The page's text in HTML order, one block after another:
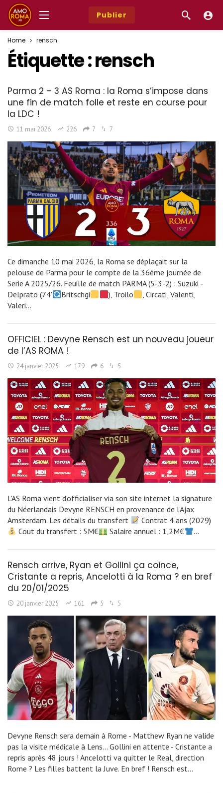
Publier
Home rensch
Étiquette :rensch
Parma 2 – 3 AS Roma : la Roma s’impose dans
une fin de match folle et reste en course pour
la LDC !
11 mai 2026 226 7 7
Ce dimanche 10 mai 2026, la Roma se déplaçait sur la
pelouse de Parma pour le compte de la 36ème journée de
Serie A 2025/26. Feuille de match PARMA (5-3-2) : Suzuki -
Delprato (74'
Britschgi ), Troilo
, Circati, Valenti,
Valeri…
OFFICIEL : Devyne Rensch est un nouveau joueur
de l’AS ROMA !
24 janvier 2025 179 6 5
L'AS Roma vient d'officialiser via son site internet la signature
du Néerlandais Devyne RENSCH en provenance de l'Ajax
Amsterdam. Les détails du transfert
Contrat 4 ans (2029)
Cout du transfert : 5M€
Salaire annuel : 1,2M€ …
Rensch arrive, Ryan et Gollini ça coince,
Cristante a repris, Ancelotti à la Roma ? en bref
du 20/01/2025
20 janvier 2025 161 5 5
Devyne Rensch sera demain à Rome - Matthew Ryan ne valide
pas la visite médicale à Lens... Gollini en attente - Cristante a
repris après 48 jours ! Ancelotti va quitter le Real, direction
Rome ? Les filles battent la Juve. En bref ! Rensch est…